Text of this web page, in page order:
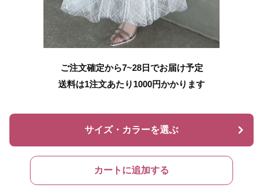
ご注文確定から7~28日でお届け予定
送料は1注文あたり 1000円かかります
サイズ・カラーを選ぶ
カートに追加する